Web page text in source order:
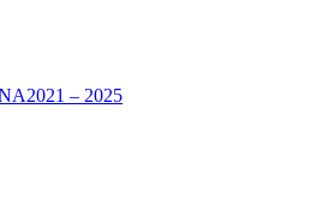
– 2025